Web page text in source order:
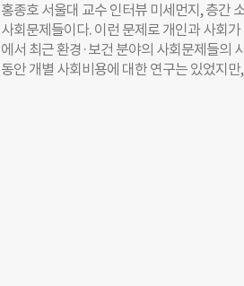
홍종호 서울대 교수 인터뷰 미세먼지, 층간
사회문제들이다. 이런 문제로 개인과 사회
에서 최근 환경·보건 분야의 사회문제들의
동안 개별 사회비용에 대한 연구는 있었지